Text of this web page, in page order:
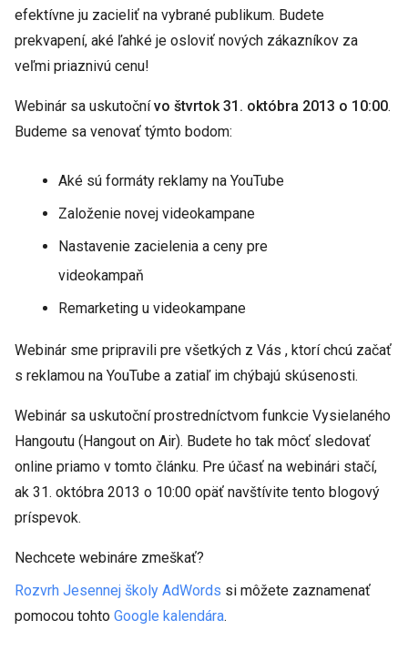
efektívne ju zacieliť na vybrané publikum. Budete
prekvapení, aké ľahké je osloviť nových zákazníkov za
veľmi priaznivú cenu!
Webinár sa uskutočnívo štvrtok 31. októbra 2013 o 10:00.
Budeme sa venovať týmto bodom:
Aké sú formáty reklamy na YouTube
Založenie novej videokampane
Nastavenie zacielenia a ceny pre
videokampaň
Remarketing u videokampane
Webinár sme pripravili pre všetkých z Vás , ktorí chcú začať
s reklamou na YouTube a zatiaľ im chýbajú skúsenosti.
Webinár sa uskutoční prostredníctvom funkcie Vysielaného
Hangoutu (Hangout on Air). Budete ho tak môcť sledovať
online priamo v tomto článku. Pre účasť na webinári stačí,
ak 31. októbra 2013 o 10:00 opäť navštívite tento blogový
príspevok.
Nechcete webináre zmeškať?
Rozvrh Jesennej školy AdWords si môžete zaznamenať
pomocou tohto Google kalendára.